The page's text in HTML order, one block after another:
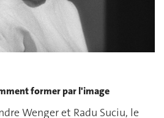
former par l'image
Wenger et Radu Suciu, le